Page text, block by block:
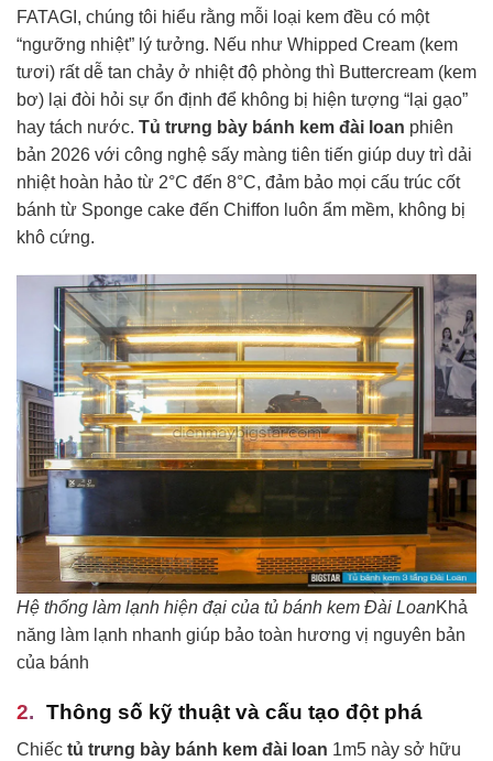
FATAGI, chúng tôi hiểu rằng mỗi loại kem đều có một
“ngưỡng nhiệt” lý tưởng. Nếu như Whipped Cream (kem
tươi) rất dễ tan chảy ở nhiệt độ phòng thì Buttercream (kem
bơ) lại đòi hỏi sự ổn định để không bị hiện tượng “lại gạo”
hay tách nước. Tủ trưng bày bánh kem đài loan phiên
bản 2026 với công nghệ sấy màng tiên tiến giúp duy trì dải
nhiệt hoàn hảo từ 2°C đến 8°C, đảm bảo mọi cấu trúc cốt
bánh từ Sponge cake đến Chiffon luôn ẩm mềm, không bị
khô cứng.
Hệ thống làm lạnh hiện đại của tủ bánh kem Đài LoanKhả
năng làm lạnh nhanh giúp bảo toàn hương vị nguyên bản
của bánh
Thông số kỹ thuật và cấu tạo đột phá
Chiếc tủ trưng bày bánh kem đài loan 1m5 này sở hữu